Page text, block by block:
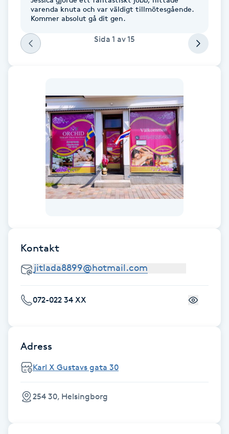
Face framing
Faceliftmassage
Fet hårbotten
Fettreducering
Fibromassage
Fotvård
Fransar
Fransborttagning
Fransförlängning
varenda knuta och var väldigt tillmötesgående.
Kommer absolut gå dit gen.
Sida 1 av15
Kontakt
072-022 34 XX
Adress
Karl X Gustavs gata 30
254 30, Helsingborg